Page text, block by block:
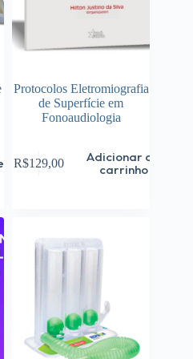
produto
Protocolos Eletromiografia
de Superfície em
Fonoaudiologia
R$129,00
Adicionar ao
carrinho